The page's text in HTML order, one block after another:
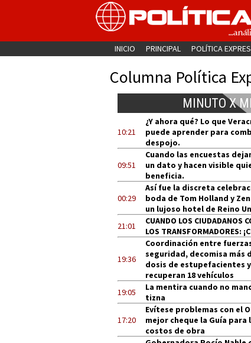
INICIO PRINCIPAL POLÍTICA
Columna Política
MINUTO X
10:21
¿Y ahora qué? Lo que
puede aprender para
despojo.
09:51
Cuando las encuestas
un dato y hacen visible
beneficia.
00:29
Así fue la discreta
boda de Tom Holland y
un lujoso hotel de Reino
21:01
CUANDO LOS CIUDADANOS
LOS TRANSFORMADORES:
19:36
Coordinación entre
seguridad, decomisa más
dosis de estupefacientes y
recuperan 18 vehículos
19:05
La mentira cuando no
tizna
17:20
Evítese problemas con el
mejor cheque la Guía para
costos de obra